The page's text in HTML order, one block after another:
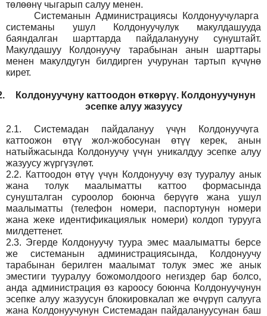
төлөөнү чыгарып салуу менен.
СистеманынАдминистрациясы Колдонуучуларга
системаны ушул Колдонуучулук макулдашууда
баяндалган шарттарда пайдаланууну сунуштайт.
Макулдашуу Колдонуучу тарабынан анын шарттары
менен макулдугун билдирген учурунан тартып күчүнө
кирет.
Колдонуучуну каттоодон өткөрүү. Колдонуучунун
эсепке алуу жазуусу
2.1.
Системадан пайдалануу үчүн Колдонуучуга
каттоожон өтүү жол-жобосунан өтүү керек, анын
натыйжасында Колдонуучу үчүн уникалдуу эсепке алуу
жазуусу жүргүзүлөт.
2.2. Каттоодон өтүү үчүн Колдонуучу өзү тууралуу анык
жана толук маалыматты каттоо формасында
сунушталган суроолор боюнча берүүгө жана ушул
маалыматты (телефон номери, паспортунун номери
жана жеке идентификациялык номери) колдоп турууга
милдеттенет.
2.3. Эгерде Колдонуучу туура эмес маалыматты берсе
же системанын администрациясында, Колдонуучу
тарабынан берилген маалымат толук эмес же анык
эместиги тууралуу божомолдоого негиздер бар болсо,
анда администрация өз кароосу боюнча Колдонуучунун
эсепке алуу жазуусун блокировкалап же өчүрүп салууга
жана Колдонуучунун Системадан пайдалануусунан баш